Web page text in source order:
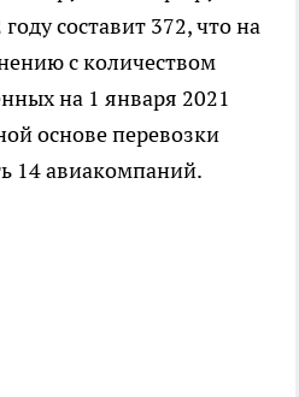
составит 372, что на
с количеством
на 1 января 2021
основе перевозки
14 авиакомпаний.